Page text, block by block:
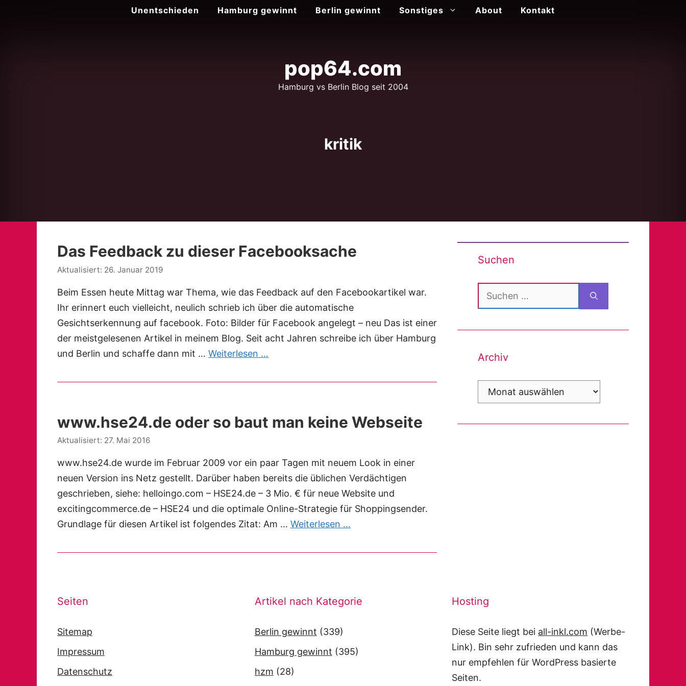
Unentschieden Hamburg gewinnt Berlin gewinnt Sonstiges About Kontakt
pop64.com
Hamburg vs Berlin Blog seit 2004
kritik
Das Feedback zu dieser Facebooksache
26. Januar 2019
Beim Essen heute Mittag war Thema, wie das Feedback auf den Facebookartikel war.
Ihr erinnert euch vielleicht, neulich schrieb ich über die automatische
Gesichtserkennung auf facebook. Foto: Bilder für Facebook angelegt – neu Das ist einer
der meistgelesenen Artikel in meinem Blog. Seit acht Jahren schreibe ich über Hamburg
und Berlin und schaffe dann mit … Weiterlesen …
www.hse24.de oder so baut man keine Webseite
27. Mai 2016
www.hse24.de wurde im Februar 2009 vor ein paar Tagen mit neuem Look in einer
neuen Version ins Netz gestellt. Darüber haben bereits die üblichen Verdächtigen
geschrieben, siehe: helloingo.com – HSE24.de – 3 Mio. € für neue Website und
excitingcommerce.de – HSE24 und die optimale Online-Strategie für Shoppingsender.
Grundlage für diesen Artikel ist folgendes Zitat: Am … Weiterlesen …
Suchen
Suchen
Archiv
Archiv
Seiten
Sitemap
Impressum
Datenschutz
Artikel nach Kategorie
Berlin gewinnt (339)
Hamburg gewinnt (395)
hzm (28)
Hosting
Diese Seite liegt bei all-inkl.com (Werbe-
Link). Bin sehr zufrieden und kann das
nur empfehlen für WordPress basierte
Seiten.